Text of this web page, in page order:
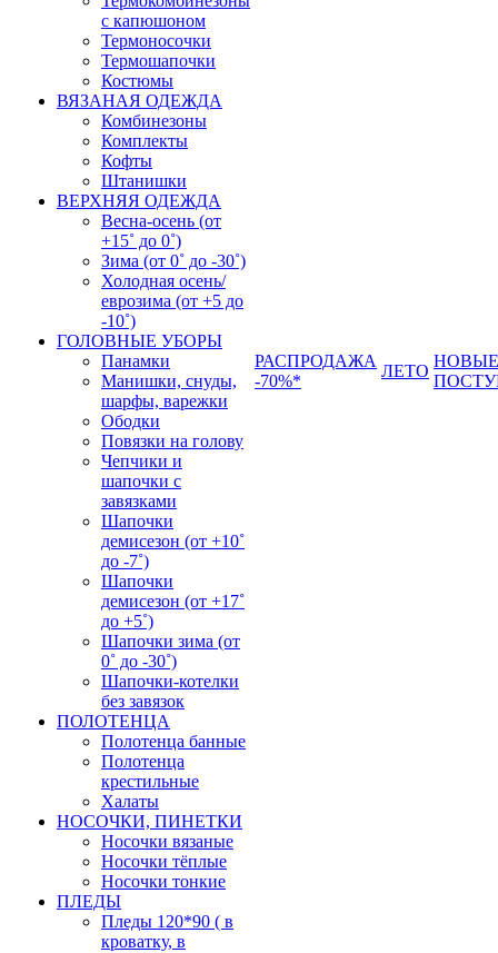
с капюшоном
Термоносочки
Термошапочки
Костюмы
ВЯЗАНАЯ ОДЕЖДА
Комбинезоны
Комплекты
Кофты
Штанишки
ВЕРХНЯЯ ОДЕЖДА
Весна-осень (от
+15˚ до 0˚)
Зима (от 0˚ до -30˚)
Холодная осень/
еврозима (от +5 до
-10˚)
ГОЛОВНЫЕ УБОРЫ
Панамки
Манишки, снуды,
шарфы, варежки
Ободки
Повязки на голову
Чепчики и
шапочки с
завязками
Шапочки
демисезон (от +10˚
до -7˚)
Шапочки
демисезон (от +17˚
до +5˚)
Шапочки зима (от
0˚ до -30˚)
Шапочки-котелки
без завязок
ПОЛОТЕНЦА
Полотенца банные
Полотенца
крестильные
Халаты
НОСОЧКИ, ПИНЕТКИ
Носочки вязаные
Носочки тёплые
Носочки тонкие
ПЛЕДЫ
Пледы 120*90 ( в
кроватку, в
РАСПРОДАЖА
-70%*
ЛЕТО
НОВЫЕ